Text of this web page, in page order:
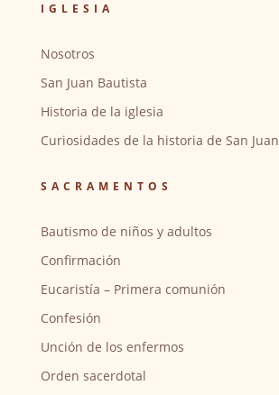
IGLESIA
Nosotros
San Juan Bautista
Historia de la iglesia
Curiosidades de la historia de San Juan
SACRAMENTOS
Bautismo de niños y adultos
Confirmación
Eucaristía – Primera comunión
Confesión
Unción de los enfermos
Orden sacerdotal